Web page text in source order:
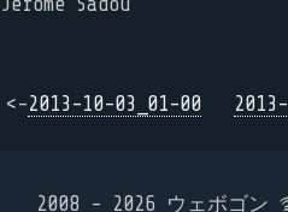
<-2013-10-03_01-00
2008 - 2026 ウェボゴ